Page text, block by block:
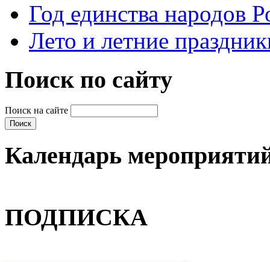
Год единства народов
Лето и летние
Поиск по сайту
Поиск на сайте
Календарь
ПОДПИСКА